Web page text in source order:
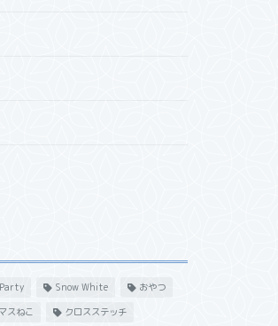
Snow White
おやつ
スねこ
クロスステッチ